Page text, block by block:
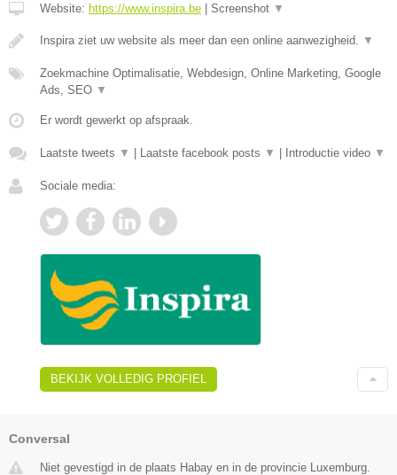
Website: https://www.inspira.be | Screenshot ▼
Inspira ziet uw website als meer dan een online aanwezigheid. ▼
Zoekmachine Optimalisatie, Webdesign, Online Marketing, Google
Ads, SEO ▼
Er wordt gewerkt op afspraak.
Laatste tweets ▼ | Laatste facebook posts ▼ | Introductie video ▼
Sociale media:
BEKIJK VOLLEDIG PROFIEL
Conversal
Niet gevestigd in de plaats Habay en in de provincie Luxemburg.